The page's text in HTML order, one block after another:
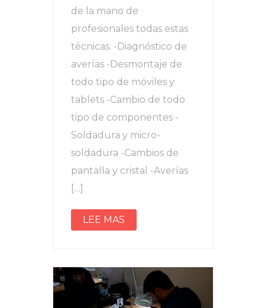
de la mano de
profesionales todas estas
técnicas: -Diagnóstico de
averías -Desmontaje de
todo tipo de móviles y
tablets -Cambio de todo
tipo de componentes -
Soldadura y micro-
soldadura -Cambios de
pantalla y cristal -Averías
[…]
LEE MAS